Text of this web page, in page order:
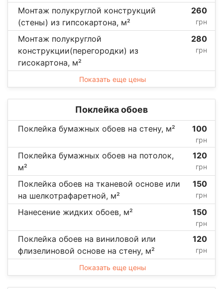
Монтаж полукруглой конструкций
(стены) из гипсокартона, м²
260
грн
Монтаж полукруглой
конструкции(перегородки) из
гисокартона, м²
280
грн
Показать еще цены
Поклейка обоев
Поклейка бумажных обоев на стену, м² 100
грн
Поклейка бумажных обоев на потолок,
м²
120
грн
Поклейка обоев на тканевой основе или
на шелкотрафаретной, м²
150
грн
Нанесение жидких обоев, м² 150
грн
Поклейка обоев на виниловой или
флизелиновой основе на стену, м²
120
грн
Показать еще цены